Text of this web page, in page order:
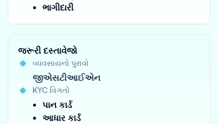
ભાગીદારી
જરૂરી દસ્તાવેજો
વ્યવસાયનો પુરાવો
જીએસટીઆઈએન
KYC વિગતો
પાન કાર્ડ
આધાર કાર્ડ